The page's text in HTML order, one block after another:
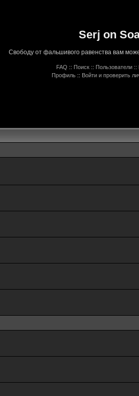
Serj on
Свободу от фальшивого равенства вам
FAQ :: Поиск :: Пользователи ::
Профиль :: Войти и проверить